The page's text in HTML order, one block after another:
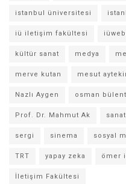
istanbul üniversitesi
iü iletişim fakültesi
kültür sanat medya
merve kutan mesut
Nazlı Aygen osman
Prof. Dr. Mahmut Ak sanat
sergi sinema sosyal
TRT yapay zeka ömer
İletişim Fakültesi